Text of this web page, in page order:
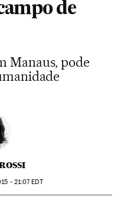
de
Manaus, pode
- 21:07EDT